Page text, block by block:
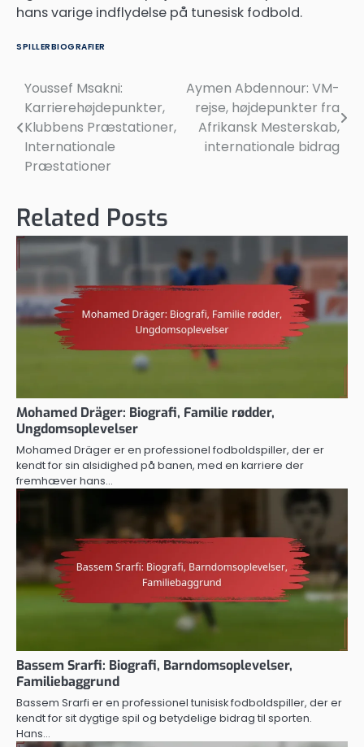
hans varige indflydelse på tunesisk fodbold.
SPILLERBIOGRAFIER
Post
navigation
Youssef Msakni:
Karrierehøjdepunkter,
Klubbens Præstationer,
Internationale
Præstationer
Aymen Abdennour: VM-
rejse, højdepunkter fra
Afrikansk Mesterskab,
internationale bidrag
Related Posts
Mohamed Dräger: Biografi, Familie rødder,
Ungdomsoplevelser
Mohamed Dräger er en professionel fodboldspiller, der er
kendt for sin alsidighed på banen, med en karriere der
fremhæver hans…
Bassem Srarfi: Biografi, Barndomsoplevelser,
Familiebaggrund
Bassem Srarfi er en professionel tunisisk fodboldspiller, der er
kendt for sit dygtige spil og betydelige bidrag til sporten.
Hans…